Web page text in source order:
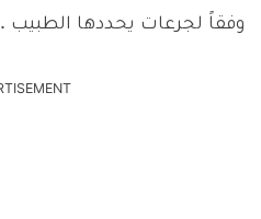
وفقاً لجرعات يحددها الطبيب .